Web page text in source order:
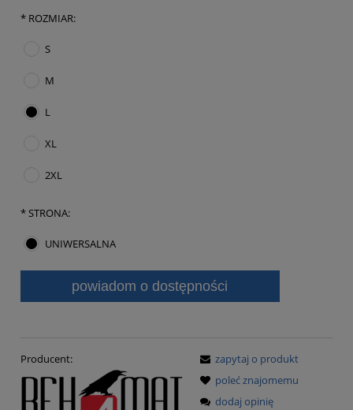
* ROZMIAR:
S
M
L
XL
2XL
*STRONA:
UNIWERSALNA
powiadom o dostępności
Producent:
zapytaj o produkt
poleć znajomemu
dodaj opinię